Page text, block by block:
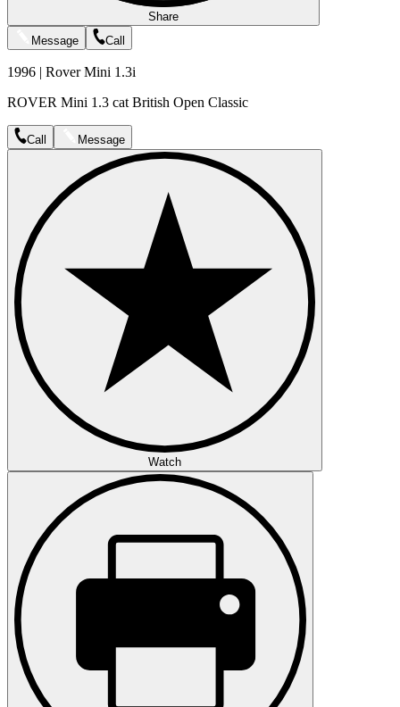
Share
Message
Call
1996 | Rover Mini 1.3i
ROVER Mini 1.3 cat British Open Classic
Call Message
Watch